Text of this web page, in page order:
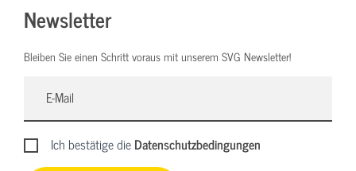
Newsletter
Bleiben Sie einen Schritt voraus mit unserem SVG Newsletter!
Ich bestätige dieDatenschutzbedingungen